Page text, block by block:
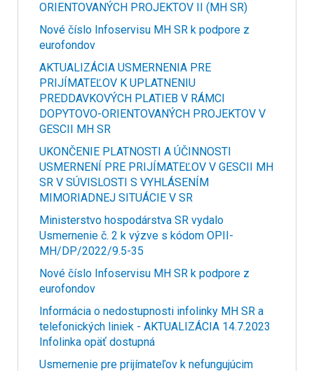
ORIENTOVANÝCH PROJEKTOV II (MH SR)
Nové číslo Infoservisu MH SR k podpore z
eurofondov
AKTUALIZÁCIA USMERNENIA PRE
PRIJÍMATEĽOV K UPLATNENIU
PREDDAVKOVÝCH PLATIEB V RÁMCI
DOPYTOVO-ORIENTOVANÝCH PROJEKTOV V
GESCII MH SR
UKONČENIE PLATNOSTI A ÚČINNOSTI
USMERNENÍ PRE PRIJÍMATEĽOV V GESCII MH
SR V SÚVISLOSTI S VYHLÁSENÍM
MIMORIADNEJ SITUÁCIE V SR
Ministerstvo hospodárstva SR vydalo
Usmernenie č. 2 k výzve s kódom OPII-
MH/DP/2022/9.5-35
Nové číslo Infoservisu MH SR k podpore z
eurofondov
Informácia o nedostupnosti infolinky MH SR a
telefonických liniek - AKTUALIZÁCIA 14.7.2023
Infolinka opäť dostupná
Usmernenie pre prijímateľov k nefungujúcim